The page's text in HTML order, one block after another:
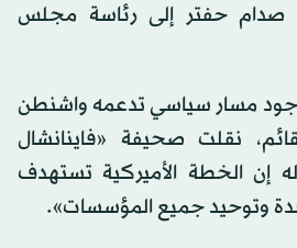
صدام حفتر إلى رئاسة مجلس
مسار سياسي تدعمه واشنطن
نقلت صحيفة «فاينانشال
إن الخطة الأميركية تستهدف
وتوحيد جميع المؤسسات».